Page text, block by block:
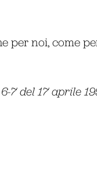
per noi, come
7 del 17 aprile